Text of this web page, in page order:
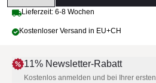
Lieferzeit: 6-8 Wochen
Kostenloser Versand in EU+CH
11% Newsletter-Rabatt
Kostenlos anmelden und bei Ihrer